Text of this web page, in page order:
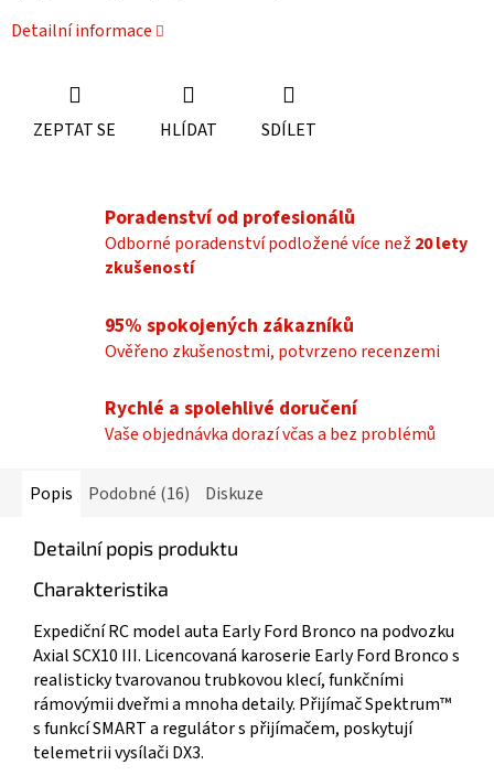
Detailní informace
ZEPTAT SE HLÍDAT SDÍLET
Poradenství od profesionálů
Odborné poradenství podložené více než 20 lety
zkušeností
95% spokojených zákazníků
Ověřeno zkušenostmi, potvrzeno recenzemi
Rychlé a spolehlivé doručení
Vaše objednávka dorazí včas a bez problémů
Popis Podobné (16) Diskuze
Detailní popis produktu
Charakteristika
Expediční RC model auta Early Ford Bronco na podvozku
Axial SCX10 III. Licencovaná karoserie Early Ford Bronco s
realisticky tvarovanou trubkovou klecí, funkčními
rámovýmii dveřmi a mnoha detaily. Přijímač Spektrum™
s funkcí SMART a regulátor s přijímačem, poskytují
telemetrii vysílači DX3.